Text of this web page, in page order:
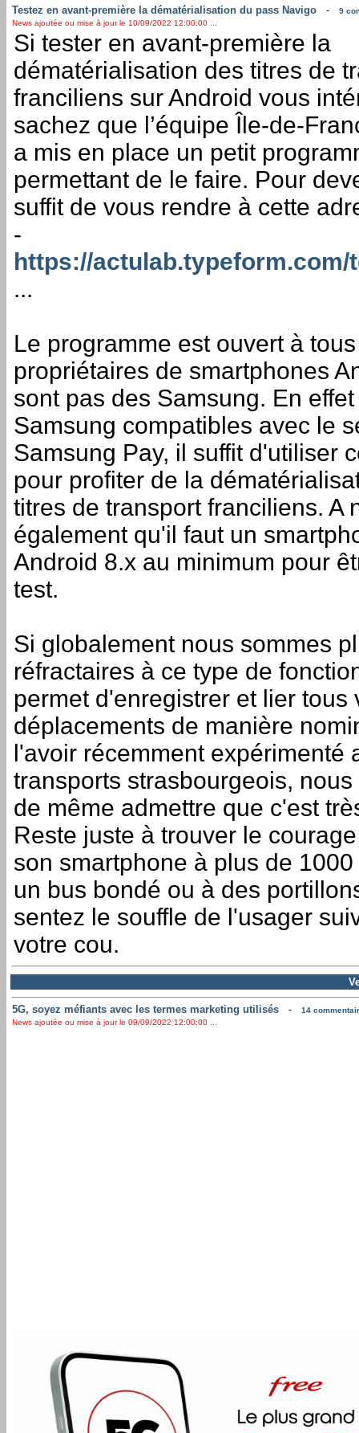
Testez en avant-première la dématérialisation du pass Navigo -
9
News ajoutée ou mise à jour le 10/09/2022 12:00:00 ...
Si tester en avant-première la
dématérialisation des titres de
franciliens sur Android vous
sachez que l’équipe Île-de-
a mis en place un petit
permettant de le faire. Pour
suffit de vous rendre à cette
-
https://actulab.typeform.com/
...
Le programme est ouvert à
propriétaires de smartphones
sont pas des Samsung. En
Samsung compatibles avec le
Samsung Pay, il suffit d'utiliser
pour profiter de la
titres de transport franciliens. A
également qu'il faut un
Android 8.x au minimum pour
test.
Si globalement nous sommes
réfractaires à ce type de
permet d'enregistrer et lier tous
déplacements de manière
l'avoir récemment expérimenté
transports strasbourgeois,
de même admettre que c'est
Reste juste à trouver le
son smartphone à plus de
un bus bondé ou à des
sentez le souffle de l'usager
votre cou.
5G, soyez méfiants avec les termes marketing utilisés -
14
News ajoutée ou mise à jour le 09/09/2022 12:00:00 ...